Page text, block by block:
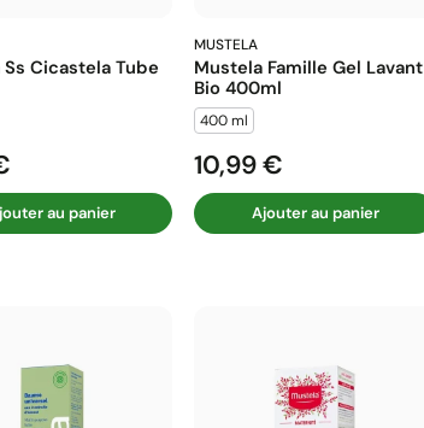
Cicastela Tube
au panier
MUSTELA
Mustela Famille Gel Lavant
Bio 400ml
400 ml
Prix
10,99 €
Ajouter au panier